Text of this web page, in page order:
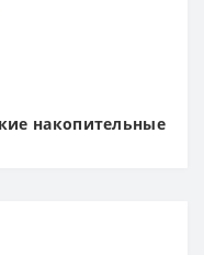
накопительные